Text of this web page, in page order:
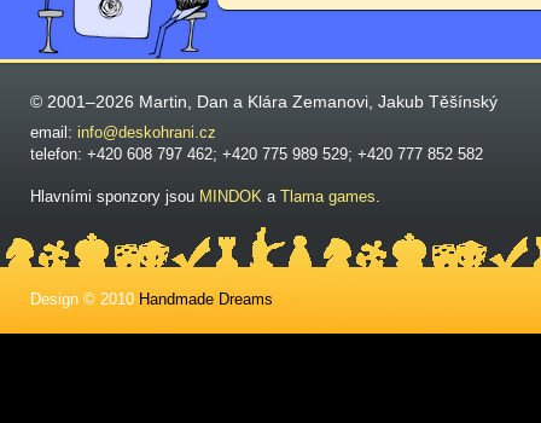
© 2001–2026 Martin, Dan a Klára Zemanovi, Jakub Těšínský
email: info@deskohrani.cz
telefon: +420 608 797 462; +420 775 989 529; +420 777 852 582
Hlavními sponzory jsou MINDOK a Tlama games.
Design © 2010 Handmade Dreams